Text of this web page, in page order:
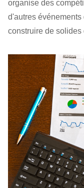
organise des
d'autres
construire de solides